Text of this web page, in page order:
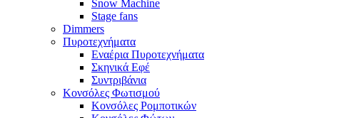
Snow Machine
Stage fans
Dimmers
Πυροτεχνήματα
Εναέρια Πυροτεχνήματα
Σκηνικά Εφέ
Συντριβάνια
Κονσόλες Φωτισμού
Κονσόλες Ρομποτικών